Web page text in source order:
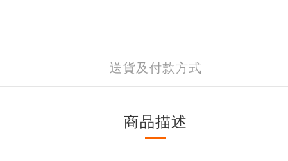
送貨及付款方式
商品描述